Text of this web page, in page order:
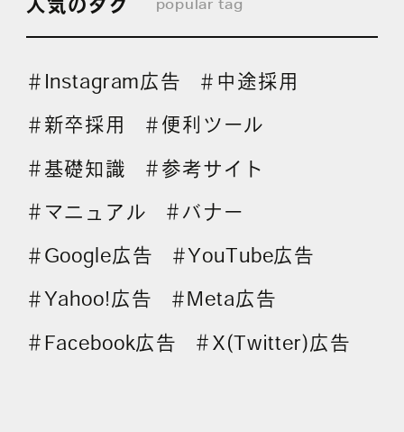
人気のタグ popular tag
＃ Instagram広告 ＃ 中途採用
＃ 新卒採用 ＃ 便利ツール
＃ 基礎知識 ＃ 参考サイト
＃ マニュアル ＃ バナー
＃ Google広告 ＃YouTube広告
＃ Yahoo!広告 ＃ Meta広告
＃ Facebook広告 ＃ X(Twitter)広告